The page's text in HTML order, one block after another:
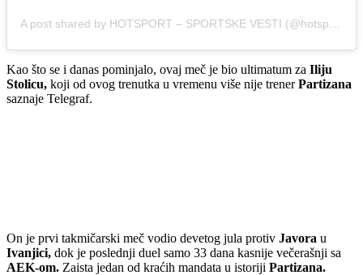
Kao što se i danas pominjalo, ovaj meč je bio ultimatum za Iliju
Stolicu, koji od ovog trenutka u vremenu više nije trenerPartizana
saznaje Telegraf.
On je prvi takmičarski meč vodio devetog jula protiv Javora u
Ivanjici, dok je poslednji duel samo 33 dana kasnije večerašnji sa
AEK-om. Zaista jedan od kraćih mandata u istoriji Partizana.